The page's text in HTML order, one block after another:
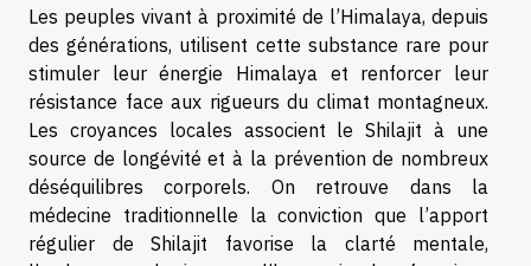
Les peuples vivant à proximité de l’Himalaya, depuis
des générations, utilisent cette substance rare pour
stimuler leur énergie Himalaya et renforcer leur
résistance face aux rigueurs du climat montagneux.
Les croyances locales associent le Shilajit à une
source de longévité et à la prévention de nombreux
déséquilibres corporels. On retrouve dans la
médecine traditionnelle la conviction que l’apport
régulier de Shilajit favorise la clarté mentale,